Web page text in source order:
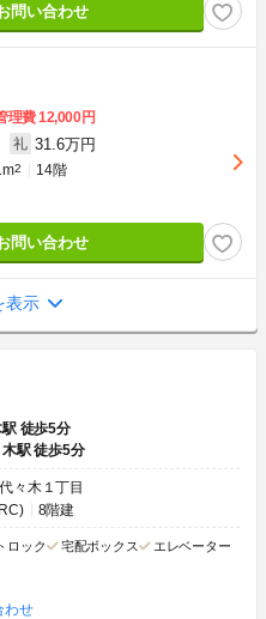
問い合わせ
理費12,000円
礼 31.6万円
2 14階
問い合わせ
表示
徒歩5分
駅 徒歩5分
々木１丁目
8階建
ロック 宅配ボックス エレベーター
わせ